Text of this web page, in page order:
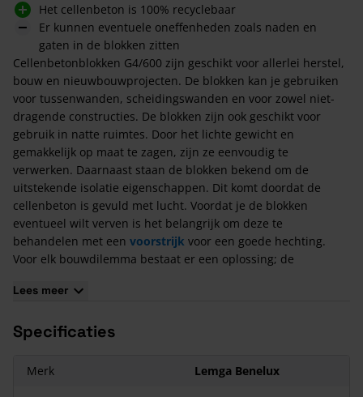
Het cellenbeton is 100% recyclebaar
Er kunnen eventuele oneffenheden zoals naden en
gaten in de blokken zitten
Cellenbetonblokken G4/600 zijn geschikt voor allerlei herstel,
bouw en nieuwbouwprojecten. De blokken kan je gebruiken
voor tussenwanden, scheidingswanden en voor zowel niet-
dragende constructies. De blokken zijn ook geschikt voor
gebruik in natte ruimtes. Door het lichte gewicht en
gemakkelijk op maat te zagen, zijn ze eenvoudig te
verwerken. Daarnaast staan de blokken bekend om de
uitstekende isolatie eigenschappen. Dit komt doordat de
cellenbeton is gevuld met lucht. Voordat je de blokken
eventueel wilt verven is het belangrijk om deze te
behandelen met een voorstrijk voor een goede hechting.
Voor elk bouwdilemma bestaat er een oplossing; de
ongekend! Cellenbetonblokken
vraagt relatief weinig energie, er komen geen schadelijke
Cellenbetonblokken G4/600 behoren dan ook tot de
Lees meer
Specificaties
Merk
Lemga Benelux